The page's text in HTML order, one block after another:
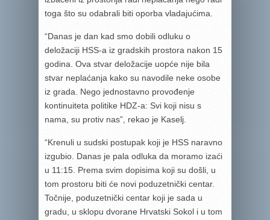
toga što su odabrali biti oporba vladajućima.
“Danas je dan kad smo dobili odluku o
deložaciji HSS-a iz gradskih prostora nakon 15
godina. Ova stvar deložacije uopće nije bila
stvar neplaćanja kako su navodile neke osobe
iz grada. Nego jednostavno provođenje
kontinuiteta politike HDZ-a: Svi koji nisu s
nama, su protiv nas”, rekao je Kaselj.
“Krenuli u sudski postupak koji je HSS naravno
izgubio. Danas je pala odluka da moramo izaći
u 11:15. Prema svim dopisima koji su došli, u
tom prostoru biti će novi poduzetnički centar.
Točnije, poduzetnički centar koji je sada u
gradu, u sklopu dvorane Hrvatski Sokol i u tom